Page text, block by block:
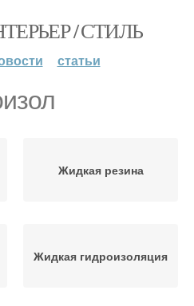
/ СТИЛЬ
статьи
Жидкая резина
Жидкая гидроизоляция